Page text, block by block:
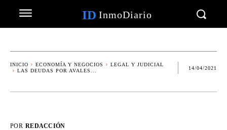
ID InmoDiario
INICIO ECONOMÍA Y NEGOCIOS
LEGAL Y JUDICIAL
LAS DEUDAS POR AVALES...
14/04/2021
POR REDACCIÓN